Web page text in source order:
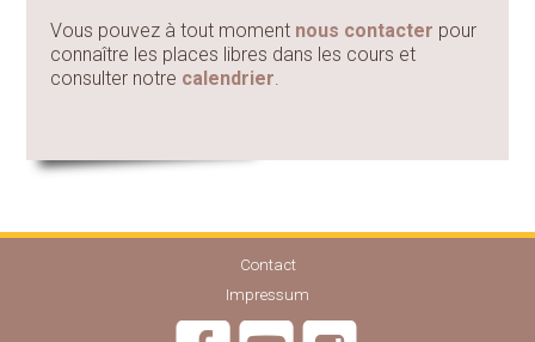
Vous pouvez à tout moment nous contacter pour
connaître les places libres dans les cours et
consulter notre calendrier.
Contact
Impressum